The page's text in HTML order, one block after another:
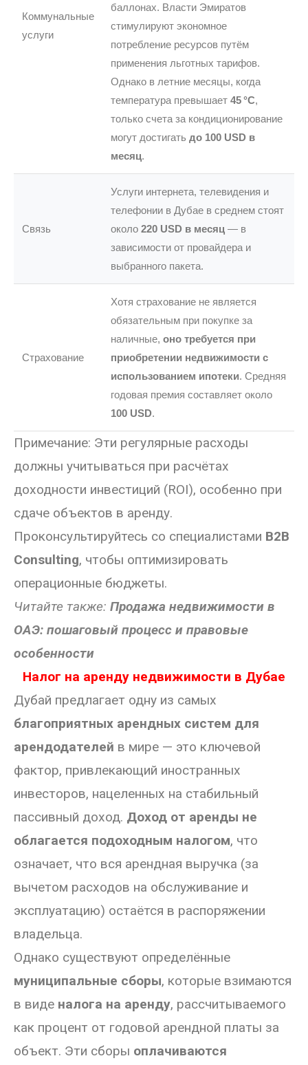
Коммунальные
услуги
баллонах. Власти Эмиратов
стимулируют экономное
потребление ресурсов путём
применения льготных тарифов.
Однако в летние месяцы, когда
температура превышает 45 °C,
только счета за кондиционирование
могут достигать до 100 USD в
месяц.
Связь
Услуги интернета, телевидения и
телефонии в Дубае в среднем стоят
около 220 USD в месяц — в
зависимости от провайдера и
выбранного пакета.
Страхование
Хотя страхование не является
обязательным при покупке за
наличные, оно требуется при
приобретении недвижимости с
использованием ипотеки. Средняя
годовая премия составляет около
100 USD.
Примечание: Эти регулярные расходы
должны учитываться при расчётах
доходности инвестиций (ROI), особенно при
сдаче объектов в аренду.
Проконсультируйтесь со специалистами B2B
Consulting, чтобы оптимизировать
операционные бюджеты.
Читайте также: Продажа недвижимости в
ОАЭ: пошаговый процесс и правовые
особенности
Налог на аренду недвижимости в Дубае
Дубай предлагает одну из самых
благоприятных арендных систем для
арендодателей в мире — это ключевой
фактор, привлекающий иностранных
инвесторов, нацеленных на стабильный
пассивный доход. Доход от аренды не
облагается подоходным налогом, что
означает, что вся арендная выручка (за
вычетом расходов на обслуживание и
эксплуатацию) остаётся в распоряжении
владельца.
Однако существуют определённые
муниципальные сборы, которые взимаются
в виде налога на аренду, рассчитываемого
как процент от годовой арендной платы за
объект. Эти сборы оплачиваются